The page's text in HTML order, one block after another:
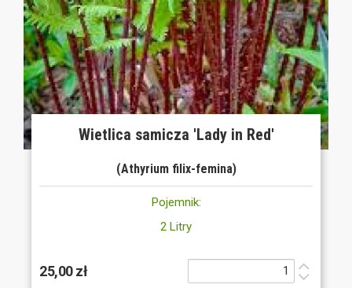
Wietlica samicza 'Lady in Red'
(Athyrium filix-femina)
Pojemnik:
2 Litry
25,00 zł